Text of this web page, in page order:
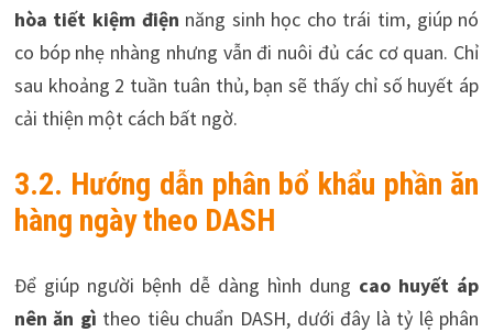
hòa tiết kiệm điện năng sinh học cho trái tim, giúp nó
co bóp nhẹ nhàng nhưng vẫn đi nuôi đủ các cơ quan. Chỉ
sau khoảng 2 tuần tuân thủ, bạn sẽ thấy chỉ số huyết áp
cải thiện một cách bất ngờ.
3.2. Hướng dẫn phân bổ khẩu phần ăn
hàng ngày theo DASH
Để giúp người bệnh dễ dàng hình dung cao huyết áp
nên ăn gì theo tiêu chuẩn DASH, dưới đây là tỷ lệ phân